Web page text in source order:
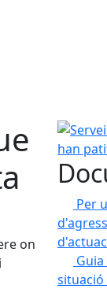
on
Servei
Per
situació